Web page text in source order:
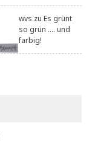
wvs zuEs grünt
so grün .... und
farbig!